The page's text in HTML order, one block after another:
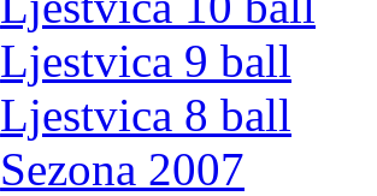
Ljestvica 9 ball
Ljestvica 8 ball
Sezona 2007